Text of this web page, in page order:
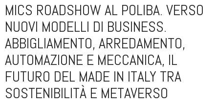
MICS ROADSHOW AL POLIBA. VERSO
NUOVI MODELLI DI BUSINESS.
ABBIGLIAMENTO, ARREDAMENTO,
AUTOMAZIONE E MECCANICA, IL
FUTURO DEL MADE IN ITALY TRA
SOSTENIBILITÀ E METAVERSO